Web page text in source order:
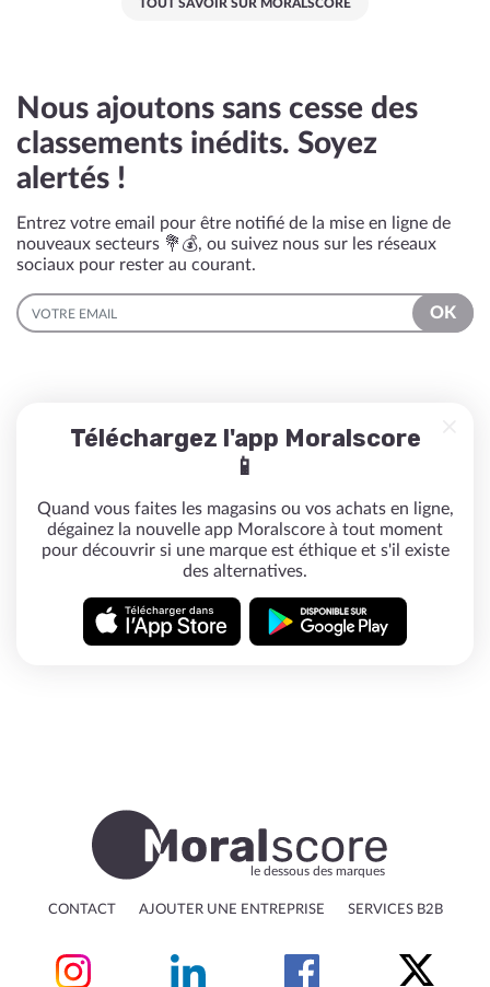
TOUT SAVOIR SUR MORALSCORE
Nous ajoutons sans cesse des
classements inédits. Soyez
alertés !
Entrez votre email pour être notifié de la mise en ligne de
nouveaux secteurs 💐💰, ou suivez nous sur les réseaux
sociaux pour rester au courant.
EMAIL
OK
Téléchargez l'app Moralscore
📱
Quand vous faites les magasins ou vos achats en ligne,
dégainez la nouvelle app Moralscore à tout moment
pour découvrir si une marque est éthique et s'il existe
des alternatives.
le dessous des marques
CONTACT AJOUTER UNE ENTREPRISE SERVICES B2B